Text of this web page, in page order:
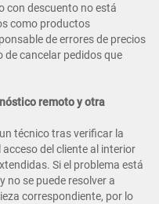
con descuento no está
como productos
de errores de precios
de cancelar pedidos que
remoto y otra
técnico tras verificar la
del cliente al interior
Si el problema está
no se puede resolver a
correspondiente, por lo